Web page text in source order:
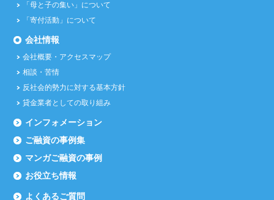
「母と子の集い」について
「寄付活動」について
会社情報
会社概要・アクセスマップ
相談・苦情
反社会的勢力に対する基本方針
貸金業者としての取り組み
インフォメーション
ご融資の事例集
マンガご融資の事例
お役立ち情報
よくあるご質問